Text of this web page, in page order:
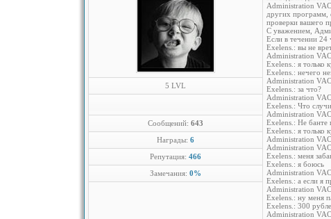
5 LVL
Сообщений: 643
Награды: 6
Репутация: 466
Замечания: 0%
Administration
других программ,
проверки вашего
С уважением,
Если в течении 24
Exelens.: вы не
Administration
Exelens.: я только
Exelens.: нечего
Administration
Exelens.: за что?
Administration
Exelens.: Что
Administration
Exelens.: Не банте
Exelens.: я только
Administration VAC
Administration
Exelens.: меня
Exelens.: я боюсь
Administration VAC
Exelens.: а если я
Administration
Exelens.: ну меня
Exelens.: 300
Administration